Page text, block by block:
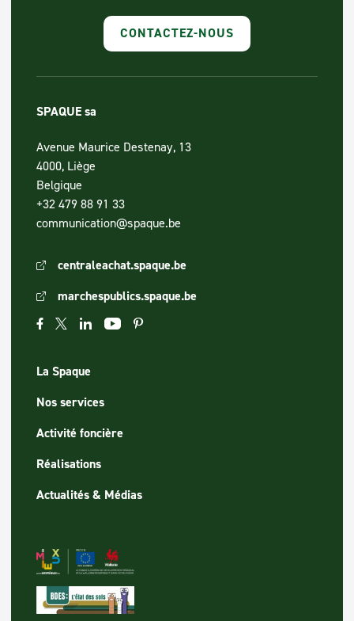
CONTACTEZ-NOUS
SPAQUE sa
Avenue Maurice Destenay, 13
4000, Liège
Belgique
+32 479 88 91 33
communication@spaque.be
centraleachat.spaque.be
marchespublics.spaque.be
La Spaque
Nos services
Activité foncière
Réalisations
Actualités & Médias